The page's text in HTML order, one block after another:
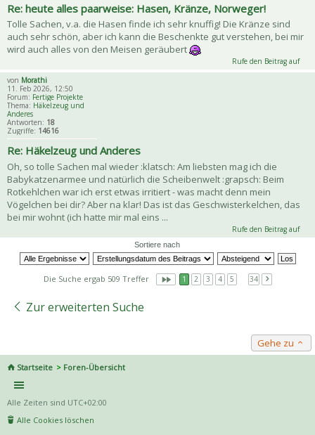
Re: heute alles paarweise: Hasen, Kränze, Norweger!
Tolle Sachen, v.a. die Hasen finde ich sehr knuffig! Die Kränze sind
auch sehr schön, aber ich kann die Beschenkte gut verstehen, bei mir
wird auch alles von den Meisen geräubert
Rufe den Beitrag auf
von Morathi
11. Feb 2026, 12:50
Forum: Fertige Projekte
Thema: Häkelzeug und
Anderes
Antworten: 18
Zugriffe: 14616
Re: Häkelzeug und Anderes
Oh, so tolle Sachen mal wieder :klatsch: Am liebsten mag ich die
Babykatzenarmee und natürlich die Scheibenwelt :grapsch: Beim
Rotkehlchen war ich erst etwas irritiert - was macht denn mein
Vögelchen bei dir? Aber na klar! Das ist das Geschwisterkelchen, das
bei mir wohnt (ich hatte mir mal eins ...
Rufe den Beitrag auf
Sortiere nach
Die Suche ergab 509 Treffer 1 2 3 4 5 34
Zur erweiterten Suche
Gehe zu
Startseite Foren-Übersicht
Alle Zeiten sind UTC+02:00
Alle Cookies löschen